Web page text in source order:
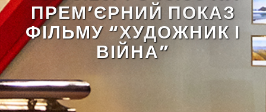
ПРЕМ’ЄРНИЙ ПОКАЗ
ФІЛЬМУ “ХУДОЖНИК І
ВІЙНА”